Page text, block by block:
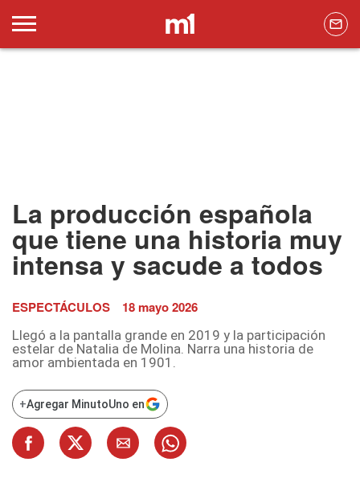
La producción española
que tiene una historia muy
intensa y sacude a todos
ESPECTÁCULOS 18 mayo 2026
Llegó a la pantalla grande en 2019 y la participación
estelar de Natalia de Molina. Narra una historia de
amor ambientada en 1901.
+Agregar MinutoUno en